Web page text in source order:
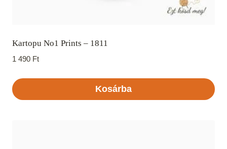
Kartopu No1 Prints – 1811
1 490 Ft
Kosárba